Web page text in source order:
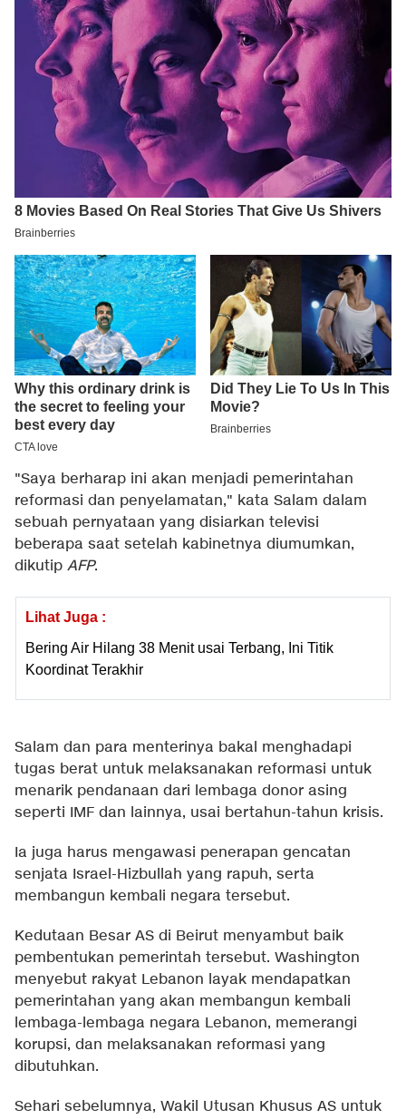
"Saya berharap ini akan menjadi pemerintahan
reformasi dan penyelamatan," kata Salam dalam
sebuah pernyataan yang disiarkan televisi
beberapa saat setelah kabinetnya diumumkan,
dikutip AFP.
Lihat Juga :
Bering Air Hilang 38 Menit usai Terbang, Ini Titik
Koordinat Terakhir
Salam dan para menterinya bakal menghadapi
tugas berat untuk melaksanakan reformasi untuk
menarik pendanaan dari lembaga donor asing
seperti IMF dan lainnya, usai bertahun-tahun krisis.
Ia juga harus mengawasi penerapan gencatan
senjata Israel-Hizbullah yang rapuh, serta
membangun kembali negara tersebut.
Kedutaan Besar AS di Beirut menyambut baik
pembentukan pemerintah tersebut. Washington
menyebut rakyat Lebanon layak mendapatkan
pemerintahan yang akan membangun kembali
lembaga-lembaga negara Lebanon, memerangi
korupsi, dan melaksanakan reformasi yang
dibutuhkan.
Sehari sebelumnya, Wakil Utusan Khusus AS untuk